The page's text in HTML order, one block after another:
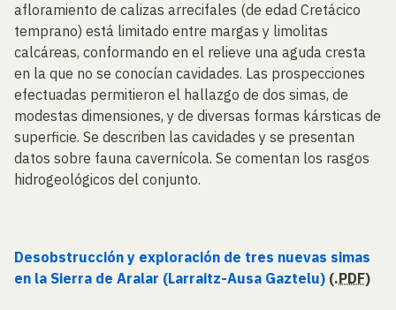
afloramiento de calizas arrecifales (de edad Cretácico
temprano) está limitado entre margas y limolitas
calcáreas, conformando en el relieve una aguda cresta
en la que no se conocían cavidades. Las prospecciones
efectuadas permitieron el hallazgo de dos simas, de
modestas dimensiones, y de diversas formas kársticas de
superficie. Se describen las cavidades y se presentan
datos sobre fauna cavernícola. Se comentan los rasgos
hidrogeológicos del conjunto.
Desobstrucción y exploración de tres nuevas simas
en la Sierra de Aralar (Larraitz-Ausa Gaztelu) (.PDF)